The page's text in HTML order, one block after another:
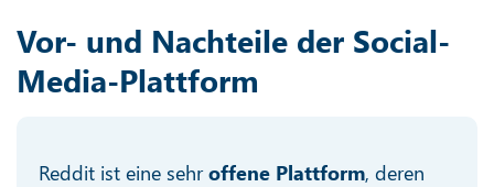
Vor- und Nachteile der Social-
Media-Plattform
Reddit ist eine sehroffene Plattform, deren